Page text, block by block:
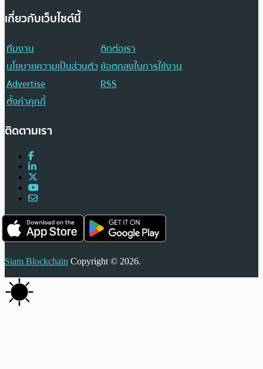
เกี่ยวกับเว็บไซต์นี้
ทีมงาน
ติดต่อเรา
นโยบายความเป็นส่วนตัวข้อตกลงในการใช้งาน
Advertise
RSS
ตั้งค่าคุกกี้
ติดตามเรา
Siam Blockchain Copyright © 2026.